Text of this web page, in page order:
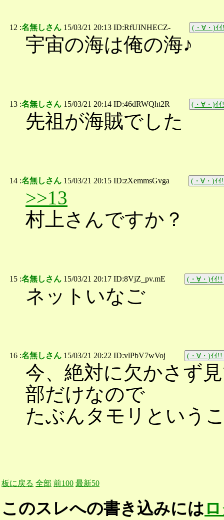
12 :名無しさん 15/03/21 20:13 ID:RfUINHECZ- (・∀・)ｲ
宇宙の海は俺の海♪
13 :名無しさん 15/03/21 20:14 ID:46dRWQht2R (・∀・)ｲ
先祖が海賊でした
14 :名無しさん 15/03/21 20:15 ID:zXemmsGvga (・∀・)ｲｲ
>>13
村上さんですか？
15 :名無しさん 15/03/21 20:17 ID:8VjZ_pv.mE (・∀・)ｲｲ!!
ネットいなご
16 :名無しさん 15/03/21 20:22 ID:vlPbV7wVoj (・∀・)ｲｲ!!
今、絶対に欠かさず
部だけなので
たぶんタモリという
板に戻る 全部 前100 最新50
このスレへの書き込みには